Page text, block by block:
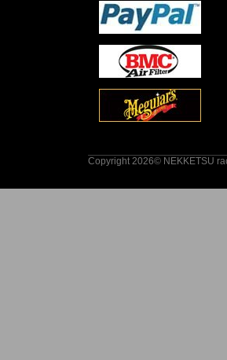
Copyright 2026© NEKKETSU